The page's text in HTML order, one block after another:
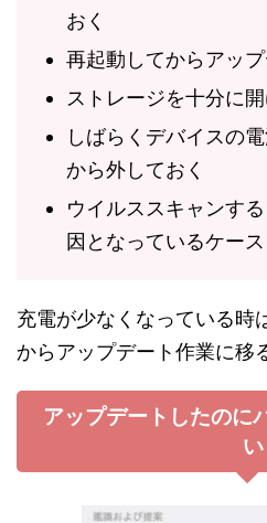
おく
再起動してからアッ
ストレージを十分に開
しばらくデバイスの
から外しておく
ウイルススキャンす
因となっているケース
充電が少なくなっている時
からアップデート作業に移
アップデートしたのに
い